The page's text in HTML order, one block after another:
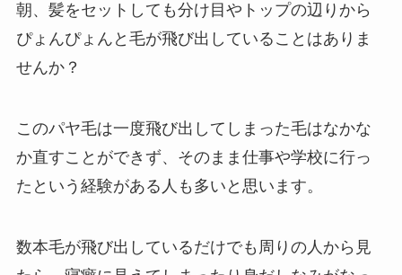
朝、髪をセットしても分け目やトップの辺りから
ぴょんぴょんと毛が飛び出していることはありま
せんか？
このパヤ毛は一度飛び出してしまった毛はなかな
か直すことができず、そのまま仕事や学校に行っ
たという経験がある人も多いと思います。
数本毛が飛び出しているだけでも周りの人から見